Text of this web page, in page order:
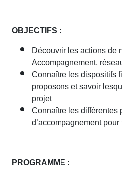
OBJECTIFS :
Découvrir les actions de
Accompagnement,
Connaître les dispositifs
proposons et savoir
projet
Connaître les
d’accompagnement
PROGRAMME :